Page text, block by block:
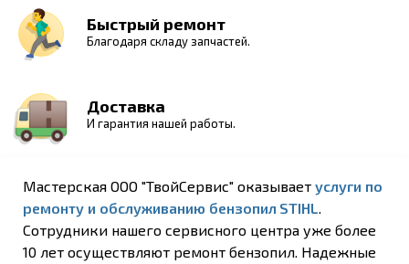
Быстрый ремонт
Благодаря складу запчастей.
Доставка
И гарантия нашей работы.
Мастерская ООО "ТвойСервис" оказывает услуги по
ремонту и обслуживанию бензопил STIHL.
Сотрудники нашего сервисного центра уже более
10 лет осуществляют ремонт бензопил. Надежные